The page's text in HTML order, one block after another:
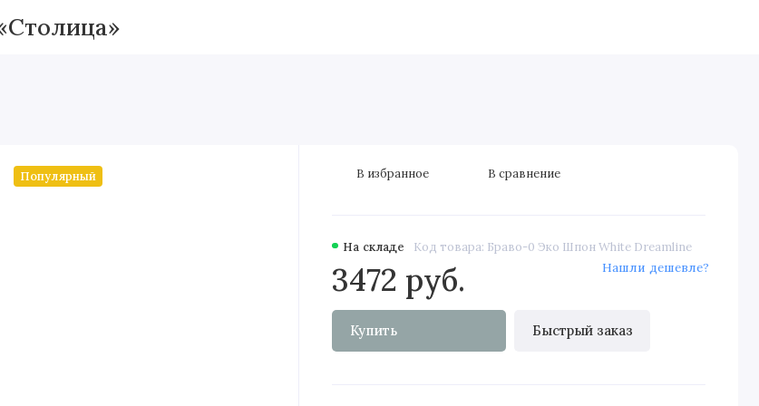
Популярный
На складе Код товара: Браво-0 Эко Шпон White Dreamline
3472 руб.
Купить Быстрый заказ
Нашли дешевле?
В избранное В сравнение